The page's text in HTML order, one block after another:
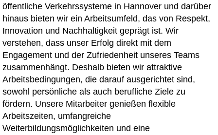
öffentliche Verkehrssysteme in Hannover und darüber
hinaus bieten wir ein Arbeitsumfeld, das von Respekt,
Innovation und Nachhaltigkeit geprägt ist. Wir
verstehen, dass unser Erfolg direkt mit dem
Engagement und der Zufriedenheit unseres Teams
zusammenhängt. Deshalb bieten wir attraktive
Arbeitsbedingungen, die darauf ausgerichtet sind,
sowohl persönliche als auch berufliche Ziele zu
fördern. Unsere Mitarbeiter genießen flexible
Arbeitszeiten, umfangreiche
Weiterbildungsmöglichkeiten und eine